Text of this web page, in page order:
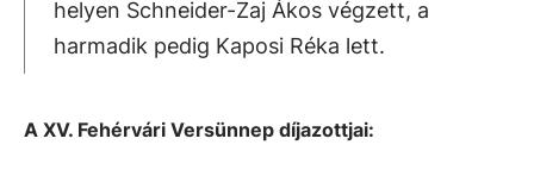
helyen Schneider-Zaj Ákos végzett, a
harmadik pedig Kaposi Réka lett.
A XV. Fehérvári Versünnep díjazottjai: